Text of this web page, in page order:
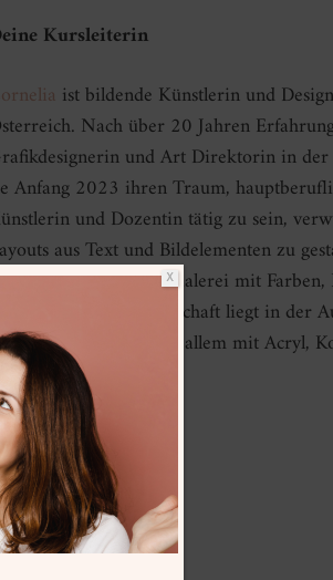
Kursleiterin
ist bildende Künstlerin und
Nach über 20 Jahren
und Art Direktorin in der
Anfang 2023 ihren Traum,
und Dozentin tätig zu sein,
aus Text und Bildelementen zu
in der abstrakten Malerei mit Farben,
Kontrasten. Ihre Leidenschaft liegt in der
Mischtechniken, vor allem mit Acryl,
und Collage.
X